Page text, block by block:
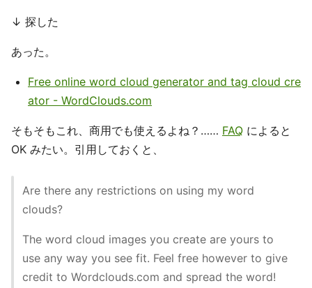
↓ 探した
あった。
Free online word cloud generator and tag cloud cre
ator - WordClouds.com
そもそもこれ、商用でも使えるよね？…… FAQ によると
OK みたい。引用しておくと、
Are there any restrictions on using my word
clouds?
The word cloud images you create are yours to
use any way you see fit. Feel free however to give
credit to Wordclouds.com and spread the word!